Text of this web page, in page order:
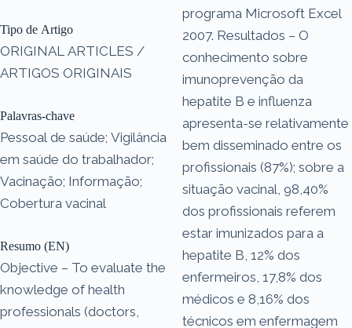
Tipo de Artigo
ORIGINAL ARTICLES /
ARTIGOS ORIGINAIS
Palavras-chave
Pessoal de saúde; Vigilância
em saúde do trabalhador;
Vacinação; Informação;
Cobertura vacinal
Resumo (EN)
Objective – To evaluate the
knowledge of health
professionals (doctors,
programa Microsoft Excel
2007. Resultados – O
conhecimento sobre
imunoprevenção da
hepatite B e influenza
apresenta-se relativamente
bem disseminado entre os
profissionais (87%); sobre a
situação vacinal, 98,40%
dos profissionais referem
estar imunizados para a
hepatite B, 12% dos
enfermeiros, 17,8% dos
médicos e 8,16% dos
técnicos em enfermagem